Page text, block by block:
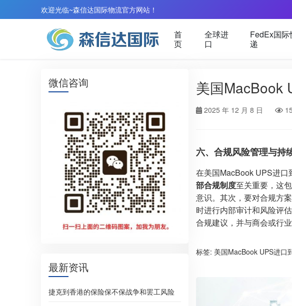
欢迎光临~森信达国际物流官方网站！
首
页
全球进
口
FedEx国际
递
微信咨询
最新资讯
捷克到香港的保险保不保战争和罢工风险
美国MacBook
2025 年 12 月 8 日
六、合规风险管理与持
在美国MacBook UPS进
部合规制度至关重要，这
意识。其次，要对合规方
时进行内部审计和风险评
合规建议，并与商会或行
标签: 美国MacBook UPS进口